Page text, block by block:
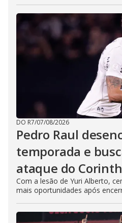
DO R7/07/08/2026
Pedro Raul
temporada e
ataque do
Com a lesão de Yuri Alberto,
mais oportunidades após